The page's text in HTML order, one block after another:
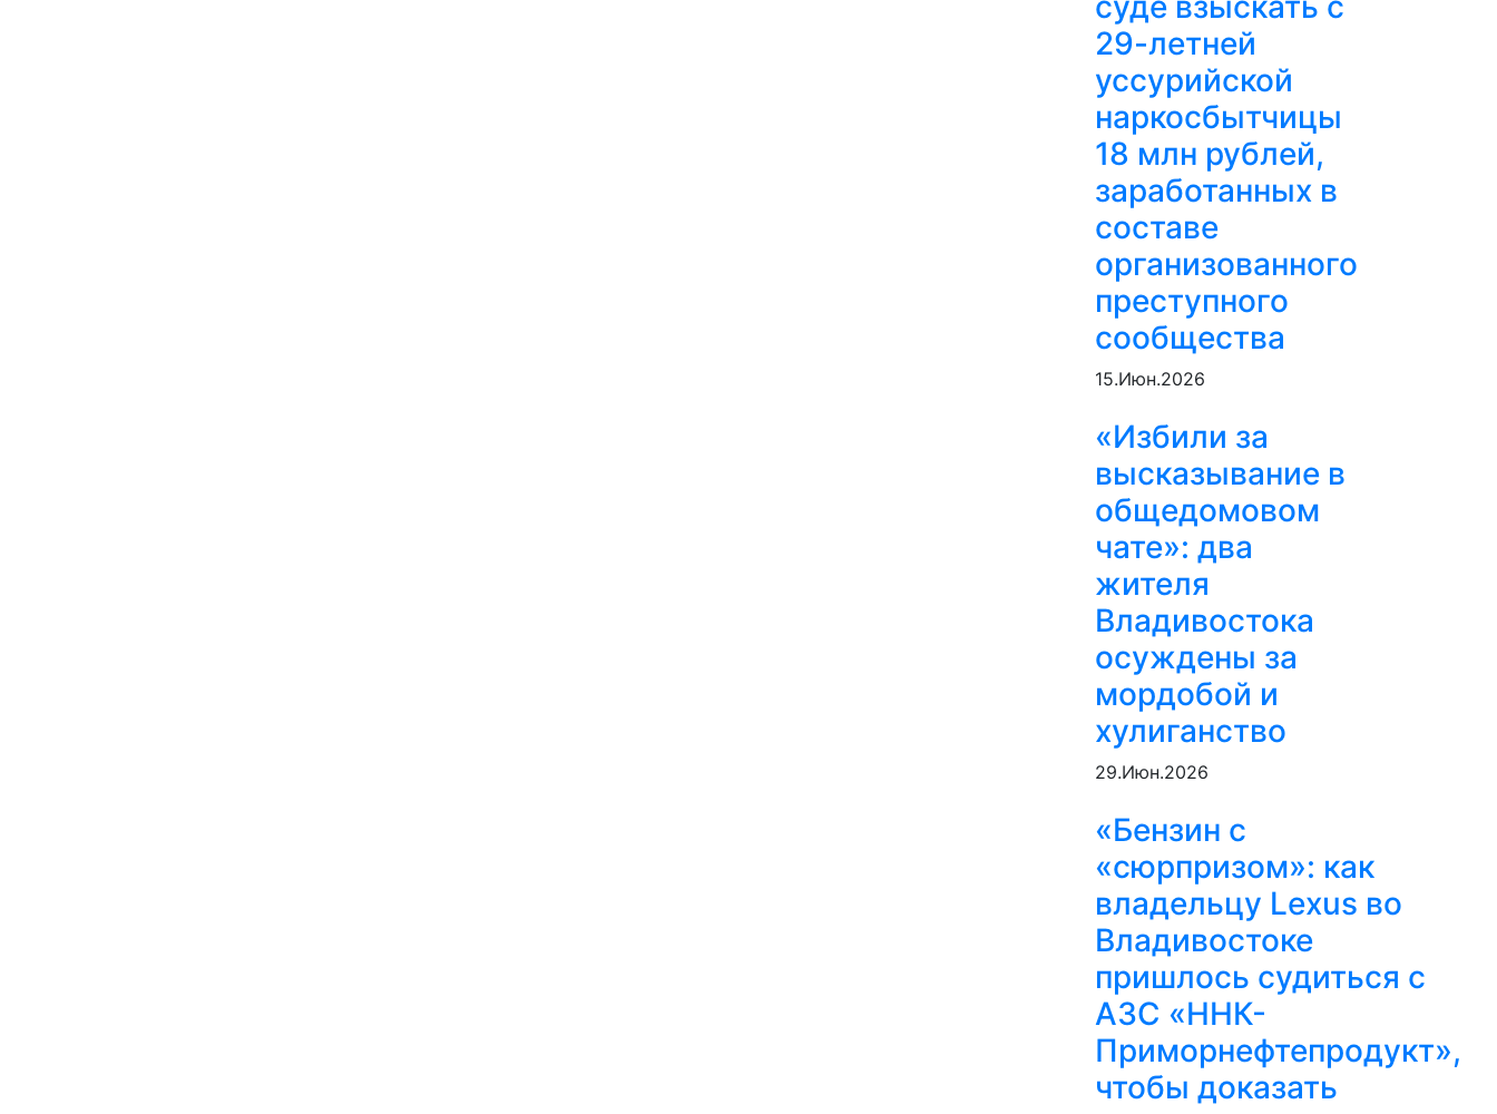
29-летней
уссурийской
наркосбытчицы
18 млн рублей,
заработанных в
составе
организованного
преступного
сообщества
15.Июн.2026
«Избили за
высказывание в
общедомовом
чате»: два
жителя
Владивостока
осуждены за
мордобой и
хулиганство
29.Июн.2026
«Бензин с
«сюрпризом»: как
владельцу Lexus во
Владивостоке
пришлось судиться с
АЗС «ННК-
Приморнефтепродукт»,
чтобы доказать